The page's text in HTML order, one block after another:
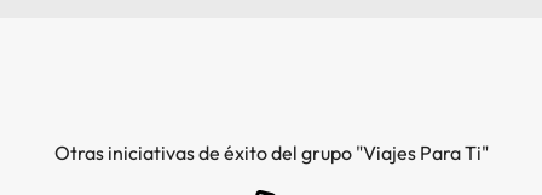
Otras iniciativas de éxito del grupo "Viajes Para Ti"